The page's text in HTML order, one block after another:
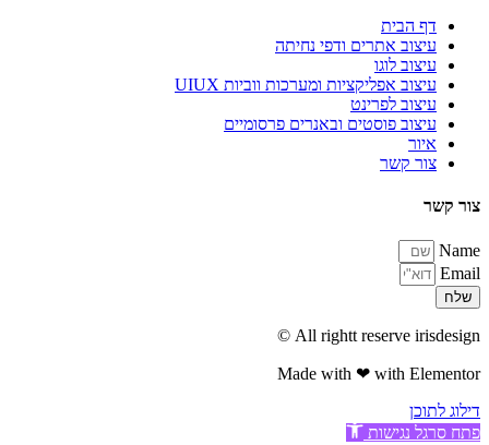
דף הבית
עיצוב אתרים ודפי נחיתה
עיצוב לוגו
עיצוב אפליקציות ומערכות ווביות UIUX​
עיצוב לפרינט
עיצוב פוסטים ובאנרים פרסומיים
איור
צור קשר
צור קשר
Name
Email
שלח
All rightt reserve irisdesign ©
Made with ❤ with Elementor​
דילוג לתוכן
פתח סרגל נגישות